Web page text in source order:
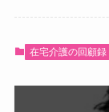
在宅介護の回顧録